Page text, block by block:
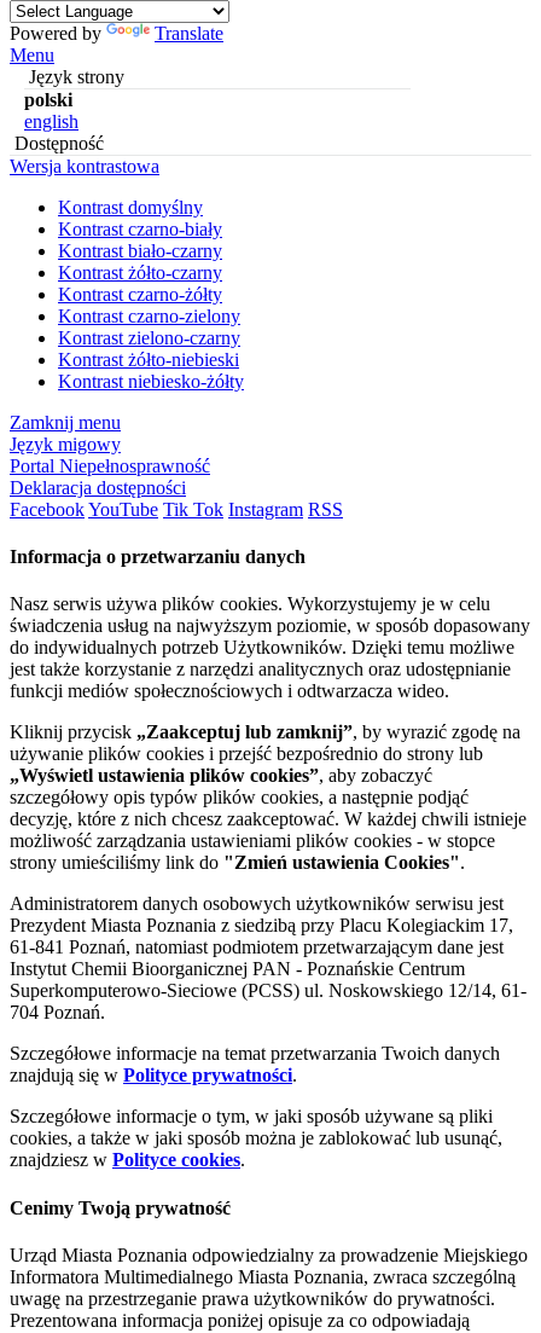
Powered by
Translate
Menu
Język strony
polski
english
Dostępność
Wersja kontrastowa
Kontrast domyślny
Kontrast czarno-biały
Kontrast biało-czarny
Kontrast żółto-czarny
Kontrast czarno-żółty
Kontrast czarno-zielony
Kontrast zielono-czarny
Kontrast żółto-niebieski
Kontrast niebiesko-żółty
Zamknij menu
Język migowy
Portal Niepełnosprawność
Deklaracja dostępności
FacebookYouTube Tik Tok Instagram RSS
Informacja o przetwarzaniu danych
Nasz serwis używa plików cookies. Wykorzystujemy je w celu
świadczenia usług na najwyższym poziomie, w sposób dopasowany
do indywidualnych potrzeb Użytkowników. Dzięki temu możliwe
jest także korzystanie z narzędzi analitycznych oraz udostępnianie
funkcji mediów społecznościowych i odtwarzacza wideo.
Kliknij przycisk „Zaakceptuj lub zamknij”, by wyrazić zgodę na
używanie plików cookies i przejść bezpośrednio do strony lub
„Wyświetl ustawienia plików cookies”, aby zobaczyć
szczegółowy opis typów plików cookies, a następnie podjąć
decyzję, które z nich chcesz zaakceptować. W każdej chwili istnieje
możliwość zarządzania ustawieniami plików cookies - w stopce
strony umieściliśmy link do "Zmień ustawienia Cookies".
Administratorem danych osobowych użytkowników serwisu jest
Prezydent Miasta Poznania z siedzibą przy Placu Kolegiackim 17,
61-841 Poznań, natomiast podmiotem przetwarzającym dane jest
Instytut Chemii Bioorganicznej PAN - Poznańskie Centrum
Superkomputerowo-Sieciowe (PCSS) ul. Noskowskiego 12/14, 61-
704 Poznań.
Szczegółowe informacje na temat przetwarzania Twoich danych
znajdują się w Polityce prywatności.
Szczegółowe informacje o tym, w jaki sposób używane są pliki
cookies, a także w jaki sposób można je zablokować lub usunąć,
znajdziesz w Polityce cookies.
Cenimy Twoją prywatność
Urząd Miasta Poznania odpowiedzialny za prowadzenie Miejskiego
Informatora Multimedialnego Miasta Poznania, zwraca szczególną
uwagę na przestrzeganie prawa użytkowników do prywatności.
Prezentowana informacja poniżej opisuje za co odpowiadają